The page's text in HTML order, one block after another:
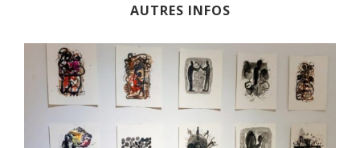
AUTRES INFOS